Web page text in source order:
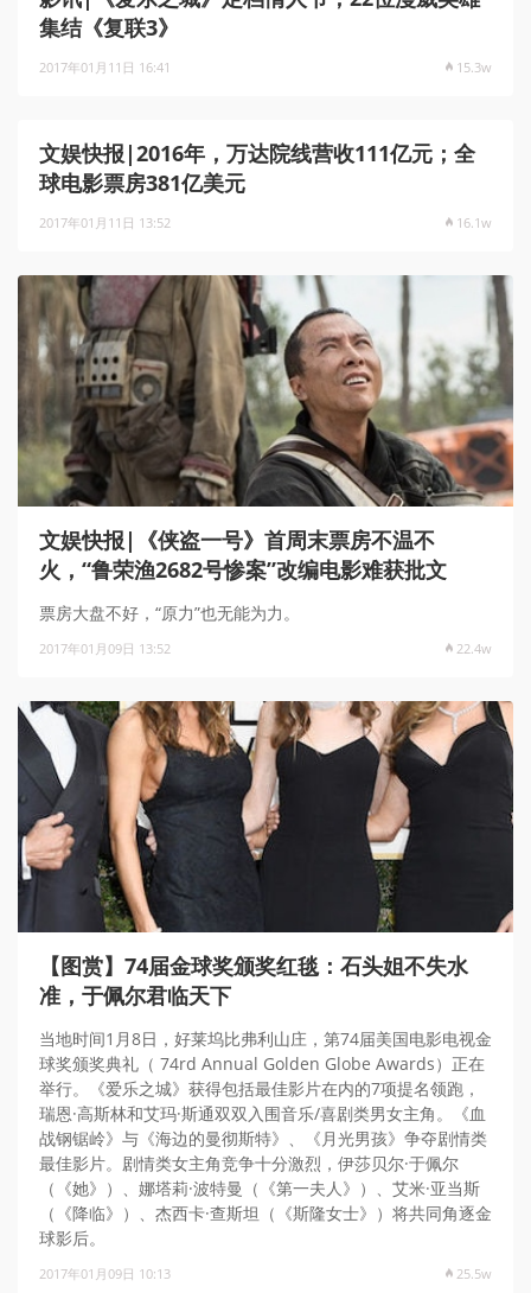
集结《复联3》
2017年01月11日 16:41 15.3w
文娱快报|2016年，万达院线营收111亿元；全
球电影票房381亿美元
2017年01月11日 13:52 16.1w
文娱快报|《侠盗一号》首周末票房不温不
火，“鲁荣渔2682号惨案”改编电影难获批文
票房大盘不好，“原力”也无能为力。
2017年01月09日 13:52 22.4w
【图赏】74届金球奖颁奖红毯：石头姐不失水
准，于佩尔君临天下
当地时间1月8日，好莱坞比弗利山庄，第74届美国电影电视金
球奖颁奖典礼（ 74rd Annual Golden Globe Awards）正在
举行。《爱乐之城》获得包括最佳影片在内的7项提名领跑，
瑞恩·高斯林和艾玛·斯通双双入围音乐/喜剧类男女主角。《血
战钢锯岭》与《海边的曼彻斯特》、《月光男孩》争夺剧情类
最佳影片。剧情类女主角竞争十分激烈，伊莎贝尔·于佩尔
（《她》）、娜塔莉·波特曼（《第一夫人》）、艾米·亚当斯
（《降临》）、杰西卡·查斯坦（《斯隆女士》）将共同角逐金
球影后。
2017年01月09日 10:13 25.5w